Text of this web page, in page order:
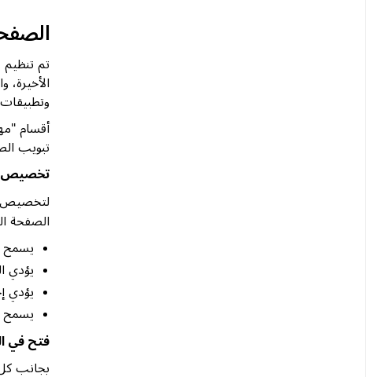
تم
وتطبيقات Notion.
أقسام
تبويب
تخصيص
لتخصيص
الصفحة
يسمح
يؤدي
يؤدي
يسمح
فتح في
بجانب